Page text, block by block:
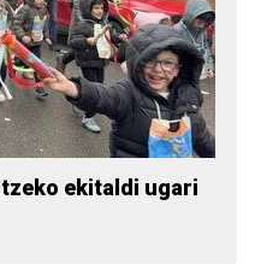
ekitaldi ugari